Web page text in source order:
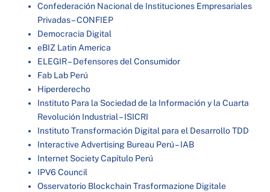
Confederación Nacional de Instituciones Empresariales
Privadas – CONFIEP
Democracia Digital
eBIZ Latin America
ELEGIR – Defensores del Consumidor
Fab Lab Perú
Hiperderecho
Instituto Para la Sociedad de la Información y la Cuarta
Revolución Industrial – ISICRI
Instituto Transformación Digital para el Desarrollo TDD
Interactive Advertising Bureau Perú – IAB
Internet Society Capítulo Perú
IPV6 Council
Osservatorio Blockchain Trasformazione Digitale